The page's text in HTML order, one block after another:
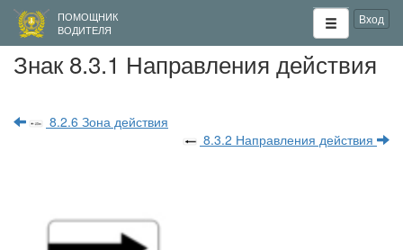
ПОМОЩНИК
ВОДИТЕЛЯ
Вход
Знак 8.3.1 Направления действия
8.2.6 Зона действия
8.3.2 Направления действия